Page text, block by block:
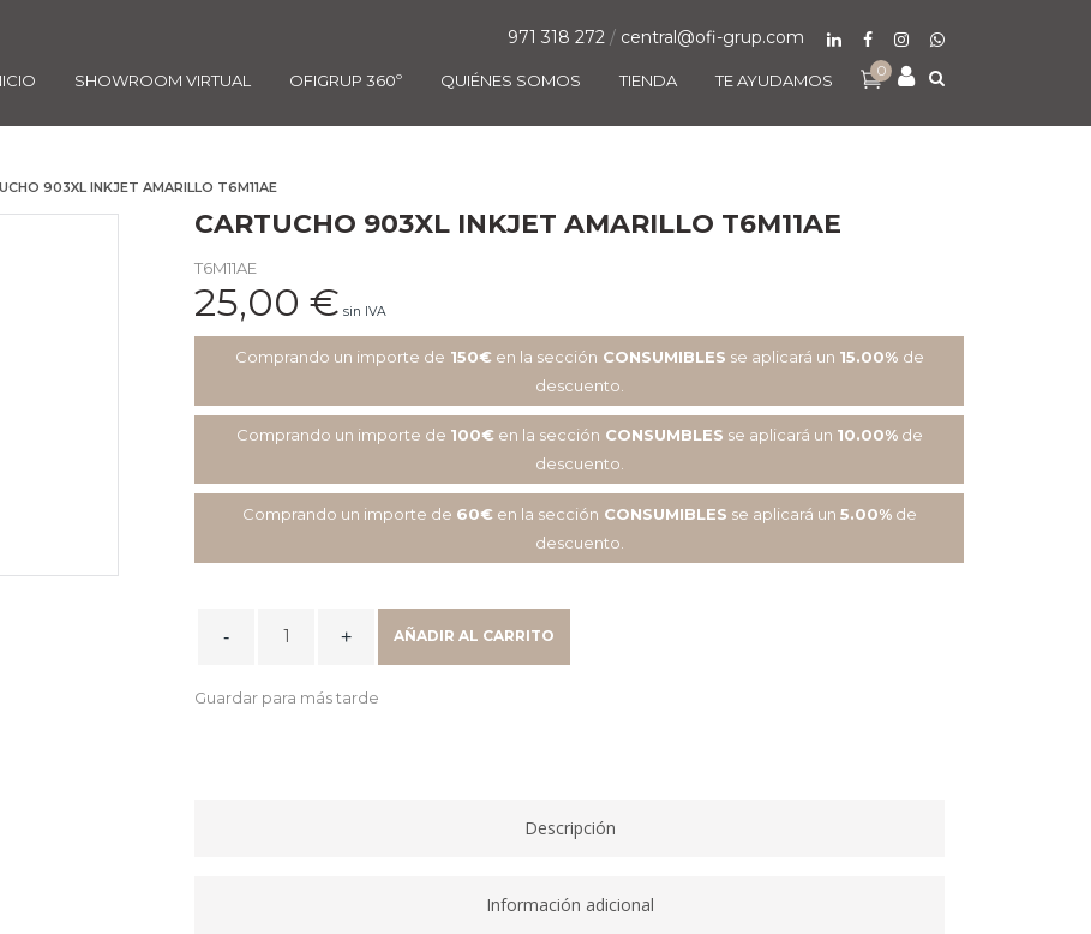
0
SHOWROOM VIRTUAL OFIGRUP 360º QUIÉNES SOMOS TIENDA TE AYUDAMOS
971 318 272 / central@ofi-grup.com
903XL INKJET AMARILLO T6M11AE
CARTUCHO 903XL INKJET AMARILLO T6M11AE
T6M11AE
25,00 € sin IVA
Comprando un importe de 150€en la sección CONSUMIBLES se aplicará un 15.00% de
descuento.
Comprando un importe de 100€en la sección CONSUMBLES se aplicará un 10.00%de
descuento.
Comprando un importe de 60€en la sección CONSUMIBLES se aplicará un 5.00%de
descuento.
AMARILLO
AÑADIR AL CARRITO
Guardar para más tarde
Descripción
Información adicional